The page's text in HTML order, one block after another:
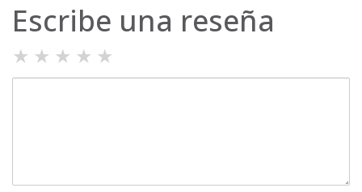
Escribe una reseña
★ ★ ★ ★ ★